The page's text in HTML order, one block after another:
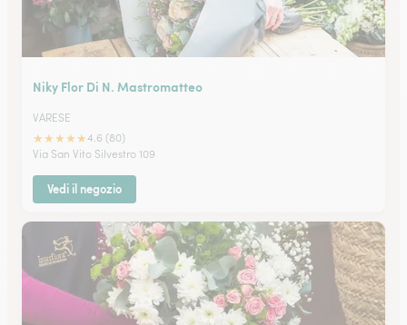
Niky Flor Di N. Mastromatteo
VARESE
★★★★★4.6 (80)
Via San Vito Silvestro 109
Vedi il negozio